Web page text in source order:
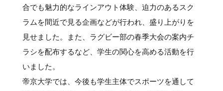
合でも魅力的なラインアウト体験、迫力のあるスク
ラムを間近で見る企画などが行われ、盛り上がりを
見せました。また、ラグビー部の春季大会の案内チ
ラシを配布するなど、学生の関心を高める活動を行
いました。
帝京大学では、今後も学生主体でスポーツを通して